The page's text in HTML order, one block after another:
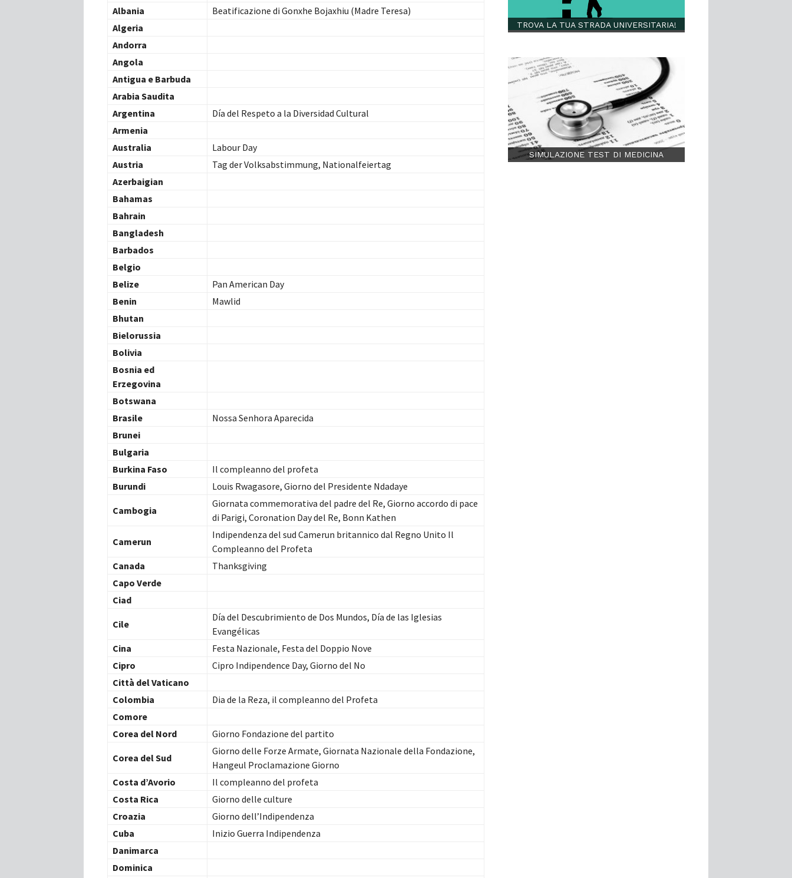
Albania
Beatificazione di Gonxhe Bojaxhiu (Madre Teresa)
Algeria
Andorra
Angola
Antigua e Barbuda
Arabia Saudita
Argentina
Día del Respeto a la Diversidad Cultural
Armenia
Australia
Labour Day
Austria
Tag der Volksabstimmung, Nationalfeiertag
Azerbaigian
Bahamas
Bahrain
Bangladesh
Barbados
Belgio
Belize
Pan American Day
Benin
Mawlid
Bhutan
Bielorussia
Bolivia
Bosnia ed
Erzegovina
Botswana
Brasile
Nossa Senhora Aparecida
Brunei
Bulgaria
Burkina Faso
Il compleanno del profeta
Burundi
Louis Rwagasore, Giorno del Presidente Ndadaye
Cambogia
Giornata commemorativa del padre del Re, Giorno accordo di pace
di Parigi, Coronation Day del Re, Bonn Kathen
Camerun
Indipendenza del sud Camerun britannico dal Regno Unito Il
Compleanno del Profeta
Canada
Thanksgiving
Capo Verde
Ciad
Cile
Día del Descubrimiento de Dos Mundos, Día de las Iglesias
Evangélicas
Cina
Festa Nazionale, Festa del Doppio Nove
Cipro
Cipro Indipendence Day, Giorno del No
Città del Vaticano
Colombia
Dia de la Reza, il compleanno del Profeta
Comore
Corea del Nord
Giorno Fondazione del partito
Corea del Sud
Giorno delle Forze Armate, Giornata Nazionale della Fondazione,
Hangeul Proclamazione Giorno
Costa d’Avorio
Il compleanno del profeta
Costa Rica
Giorno delle culture
Croazia
Giorno dell’Indipendenza
Cuba
Inizio Guerra Indipendenza
Danimarca
Dominica
TROVA LA TUA STRADA UNIVERSITARIA!
SIMULAZIONE TEST DI MEDICINA